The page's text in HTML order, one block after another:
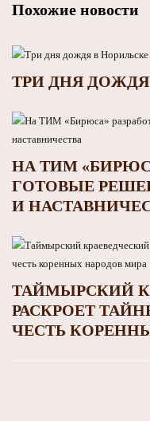
Похожие новости
ТРИ ДНЯ
НА ТИМ
ГОТОВЫЕ
И
ТАЙМЫРСКИЙ
РАСКРОЕТ
ЧЕСТЬ